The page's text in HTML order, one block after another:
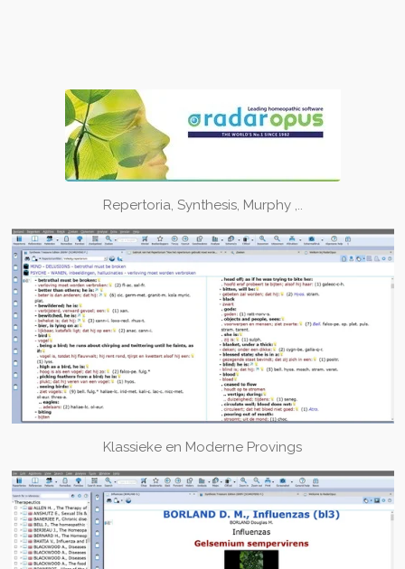
Repertoria, Synthesis, Murphy ,..
Klassieke en Moderne Provings